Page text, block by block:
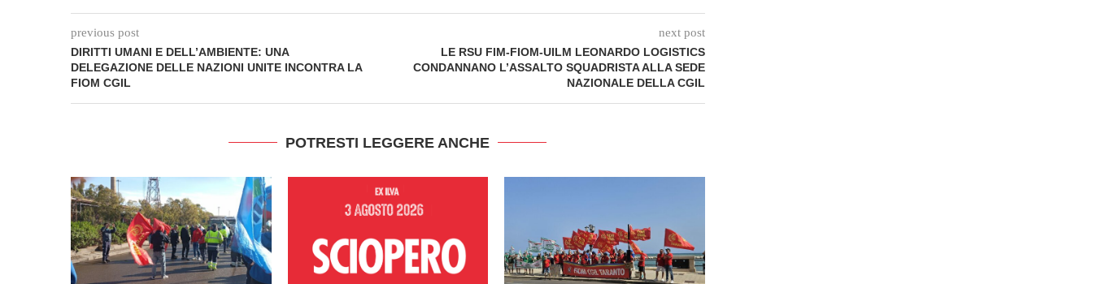
previous post
DIRITTI UMANI E DELL’AMBIENTE: UNA
DELEGAZIONE DELLE NAZIONI UNITE INCONTRA LA
FIOM CGIL
next post
LE RSU FIM-FIOM-UILM LEONARDO LOGISTICS
CONDANNANO L’ASSALTO SQUADRISTA ALLA SEDE
NAZIONALE DELLA CGIL
POTRESTI LEGGERE ANCHE